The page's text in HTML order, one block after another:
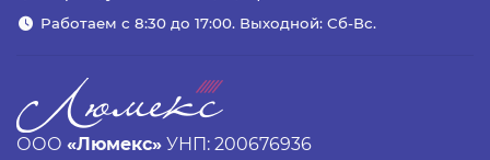
Работаем с 8:30 до 17:00. Выходной: Сб-Вс.
ООО «Люмекс» УНП: 200676936